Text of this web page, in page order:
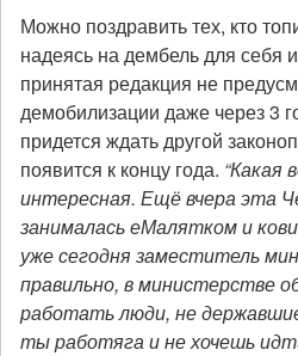
Можно поздравить тех, кто
надеясь на дембель для себя
принятая редакция не
демобилизации даже через 3
придется ждать другой
появится к концу года. “Какая
интересная. Ещё вчера эта
занималась еМалятком и
уже сегодня заместитель
правильно, в министерстве
работать люди, не
ты работяга и не хочешь